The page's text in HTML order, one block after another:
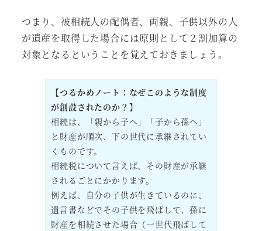
つまり、被相続人の配偶者、両親、子供以外の人
が遺産を取得した場合には原則として２割加算の
対象となるということを覚えておきましょう。
【つるかめノート：なぜこのような制度
が創設されたのか？】
相続は、「親から子へ」「子から孫へ」
と財産が順次、下の世代に承継されてい
くものです。
相続税について言えば、その財産が承継
されるごとにかかります。
例えば、自分の子供が生きているのに、
遺言書などでその子供を飛ばして、孫に
財産を相続させた場合（一世代飛ばして